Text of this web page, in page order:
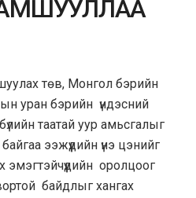
төв, Монгол бэрийн
уран бэрийн үндэсний
таатай уур амьсгалыг
байгаа ээжүүдийн үнэ цэнийг
эмэгтэйчүүдийн оролцоог
байдлыг хангах